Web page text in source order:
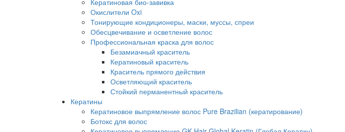
Кератиновая био-завивка
Окислители Oxi
Тонирующие кондиционеры, маски, муссы, спреи
Обесцвечивание и осветление волос
Профессиональная краска для волос
Безамиачный краситель
Кератиновый краситель
Краситель прямого действия
Осветляющий краситель
Стойкий перманентный краситель
Кератины
Кератиновое выпрямление волос Pure Brazilian (кератирование)
Ботокс для волос